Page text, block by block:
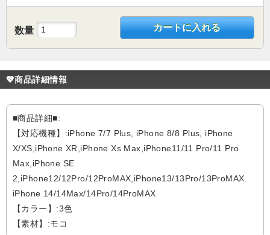
数量 カートに入れる
💖商品詳細情報
■商品詳細■:
【対応機種】:iPhone 7/7 Plus, iPhone 8/8 Plus, iPhone
X/XS,iPhone XR,iPhone Xs Max,iPhone11/11 Pro/11 Pro
Max,iPhone SE
2,iPhone12/12Pro/12ProMAX,iPhone13/13Pro/13ProMAX.
iPhone 14/14Max/14Pro/14ProMAX
【カラー】:3色
【素材】:モコ